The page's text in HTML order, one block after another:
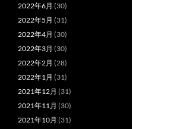
2022年6月 (30)
2022年5月 (31)
2022年4月 (30)
2022年3月 (30)
2022年2月 (28)
2022年1月 (31)
2021年12月 (31)
2021年11月 (30)
2021年10月 (31)